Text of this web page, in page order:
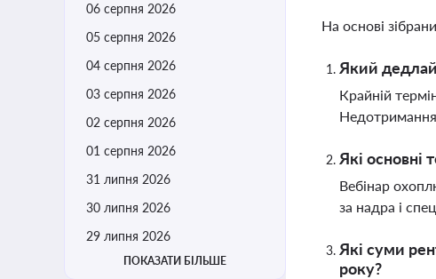
06 серпня 2026
05 серпня 2026
04 серпня 2026
03 серпня 2026
02 серпня 2026
01 серпня 2026
31 липня 2026
30 липня 2026
29 липня 2026
ПОКАЗАТИ БІЛЬШЕ
На основі
Який
Крайній
Які основні
Вебінар
за надра і
Які суми
року?